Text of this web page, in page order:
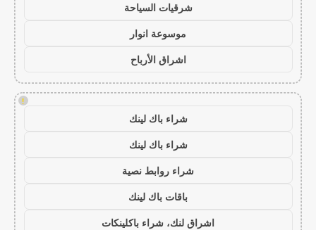
شرقيات السياحة
موسوعة انوار
اشراق الأرباح
!
شراء باك لينك
شراء باك لينك
شراء روابط نصية
باقات باك لينك
اشراق لنك، شراء باكلينكات